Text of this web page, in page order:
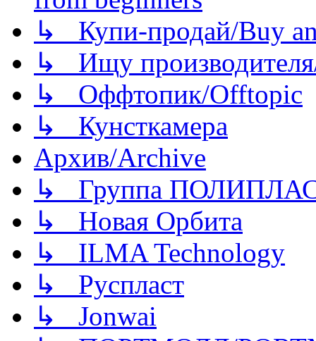
↳ Купи-продай/Buy
↳ Ищу
↳ Оффтопик/Offtopic
↳ Кунсткамера
Архив/Archive
↳ Группа
↳ Новая Орбита
↳ ILMA Technology
↳ Руспласт
↳ Jonwai